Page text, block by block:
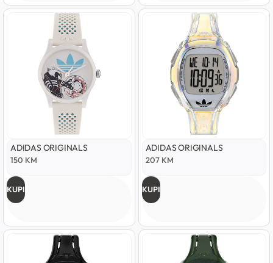
ADIDAS ORIGINALS
150 KM
KUPI
ADIDAS ORIGINALS
207 KM
KUPI